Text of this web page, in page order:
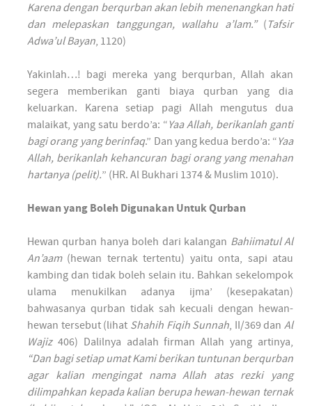
Karena dengan berqurban akan lebih menenangkan hati
dan melepaskan tanggungan, wallahu a’lam.”( Tafsir
Adwa’ul Bayan, 1120)
Yakinlah…! bagi mereka yang berqurban, Allah akan
segera memberikan ganti biaya qurban yang dia
keluarkan. Karena setiap pagi Allah mengutus dua
malaikat, yang satu berdo’a: “ Yaa Allah, berikanlah ganti
bagi orang yang berinfaq.” Dan yang kedua berdo’a: “ Yaa
Allah, berikanlah kehancuran bagi orang yang menahan
hartanya (pelit).” (HR. Al Bukhari 1374 & Muslim 1010).
Hewan yang Boleh Digunakan Untuk Qurban
Hewan qurban hanya boleh dari kalangan Bahiimatul Al
An’aam(hewan ternak tertentu) yaitu onta, sapi atau
kambing dan tidak boleh selain itu. Bahkan sekelompok
ulama menukilkan adanya ijma’ (kesepakatan)
bahwasanya qurban tidak sah kecuali dengan hewan-
hewan tersebut (lihat Shahih Fiqih Sunnah, II/369 dan Al
Wajiz406) Dalilnya adalah firman Allah yang artinya,
“Dan bagi setiap umat Kami berikan tuntunan berqurban
agar kalian mengingat nama Allah atas rezki yang
dilimpahkan kepada kalian berupa hewan-hewan ternak